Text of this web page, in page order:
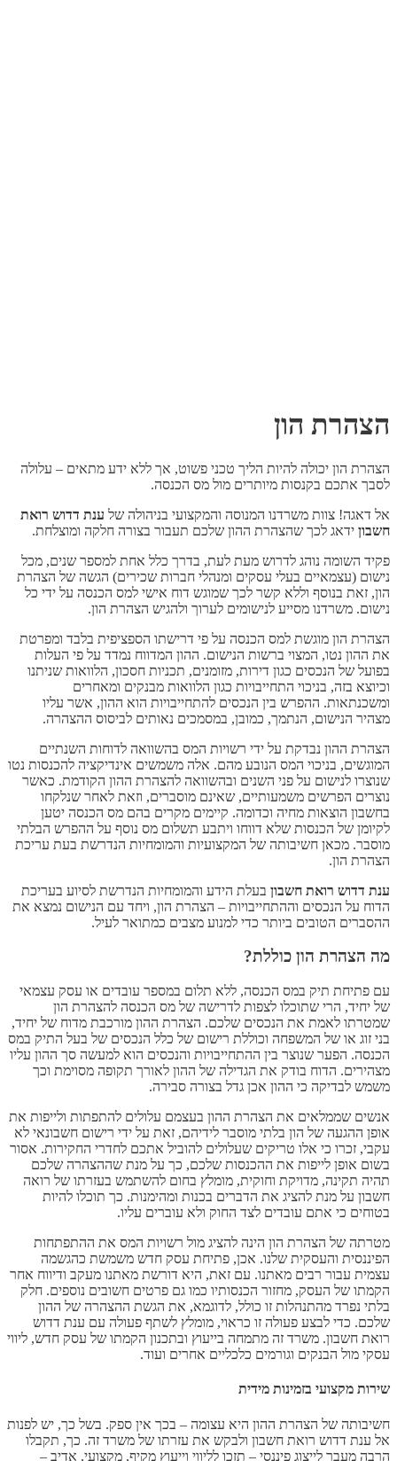
הצהרת הון
הצהרת הון יכולה להיות הליך טכני פשוט, אך ללא ידע מתאים – עלולה
לסבך אתכם בקנסות מיותרים מול מס הכנסה.
אל דאגה! צוות משרדנו המנוסה והמקצועי בניהולה של ענת דדוש רואת
חשבון ידאג לכך שהצהרת ההון שלכם תעבור בצורה חלקה ומוצלחת.
פקיד השומה נוהג לדרוש מעת לעת, בדרך כלל אחת למספר שנים, מכל
נישום (עצמאיים בעלי עסקים ומנהלי חברות שכירים) הגשה של הצהרת
הון, זאת בנוסף וללא קשר לכך שמוגש דוח אישי למס הכנסה על ידי כל
נישום. משרדנו מסייע לנישומים לערוך ולהגיש הצהרת הון.
הצהרת הון מוגשת למס הכנסה על פי דרישתו הספציפית בלבד ומפרטת
את ההון נטו, המצוי ברשות הנישום. ההון המדווח נמדד על פי העלות
בפועל של הנכסים כגון דירות, מזומנים, תכניות חסכון, הלוואות שניתנו
וכיוצא בזה, בניכוי התחייבויות כגון הלוואות מבנקים ומאחרים
ומשכנתאות. ההפרש בין הנכסים להתחייבויות הוא ההון, אשר עליו
מצהיר הנישום, הנתמך, כמובן, במסמכים נאותים לביסוס ההצהרה.
הצהרת ההון נבדקת על ידי רשויות המס בהשוואה לדוחות השנתיים
המוגשים, בניכוי המס הנובע מהם. אלה משמשים אינדיקציה להכנסות נטו
שנוצרו לנישום על פני השנים ובהשוואה להצהרת ההון הקודמת. כאשר
נוצרים הפרשים משמעותיים, שאינם מוסברים, וזאת לאחר שנלקחו
בחשבון הוצאות מחיה וכדומה. קיימים מקרים בהם מס הכנסה יטען
לקיומן של הכנסות שלא דווחו ויתבע תשלום מס נוסף על ההפרש הבלתי
מוסבר. מכאן חשיבותה של המקצועיות והמומחיות הנדרשת בעת עריכת
הצהרת הון.
ענת דדוש רואת חשבון בעלת הידע והמומחיות הנדרשת לסיוע בעריכת
הדוח על הנכסים וההתחייבויות – הצהרת הון, ויחד עם הנישום נמצא את
ההסברים הטובים ביותר כדי למנוע מצבים כמתואר לעיל.
מה הצהרת הון כוללת?
עם פתיחת תיק במס הכנסה, ללא תלום במספר עובדים או עסק עצמאי
של יחיד, הרי שתוכלו לצפות לדרישה של מס הכנסה להצהרת הון
שמטרתו לאמת את הנכסים שלכם. הצהרת ההון מורכבת מדוח של יחיד,
בני זוג או של המשפחה וכוללת רישום של כלל הנכסים של בעל התיק במס
הכנסה. הפער שנוצר בין ההתחייבויות והנכסים הוא למעשה סך ההון עליו
מצהירים. הדוח בודק את הגדילה של ההון לאורך תקופה מסוימת וכך
משמש לבדיקה כי ההון אכן גדל בצורה סבירה.
אנשים שממלאים את הצהרת ההון בעצמם עלולים להתפתות ולייפות את
אופן ההגעה של הון בלתי מוסבר לידיהם, זאת על ידי רישום חשבונאי לא
עקבי, זכרו כי אלו טריקים שעלולים להוביל אתכם לחדרי החקירות. אסור
בשום אופן לייפות את ההכנסות שלכם, כך על מנת שההצהרה שלכם
תהיה תקינה, מדויקת וחוקית, מומלץ בחום להשתמש בעזרתו של רואה
חשבון על מנת להציג את הדברים בכנות ומהימנות. כך תוכלו להיות
בטוחים כי אתם עובדים לצד החוק ולא עוברים עליו.
מטרתה של הצהרת הון הינה להציג מול רשויות המס את ההתפתחות
הפיננסית והעסקית שלנו. אכן, פתיחת עסק חדש משמשת כהגשמה
עצמית עבור רבים מאתנו. עם זאת, היא דורשת מאתנו מעקב ודיווח אחר
הקמתו של העסק, מחזור הכנסותיו כמו גם פרטים חשובים נוספים. חלק
בלתי נפרד מהתנהלות זו כולל, לדוגמא, את הגשת ההצהרה של ההון
שלכם. כדי לבצע פעולה זו כראוי, מומלץ לשתף פעולה עם ענת דדוש
רואת חשבון. משרד זה מתמחה בייעוץ ובתכנון הקמתו של עסק חדש, ליווי
עסקי מול הבנקים וגורמים כלכליים אחרים ועוד.
שירות מקצועי בזמינות מידית
חשיבותה של הצהרת ההון היא עצומה – בכך אין ספק. בשל כך, יש לפנות
אל ענת דדוש רואת חשבון ולבקש את עזרתו של משרד זה. כך, תקבלו
הרבה מעבר לייצוג פיננסי – תזכו לליווי וייעוץ מקיף, מקצועי, אדיב –